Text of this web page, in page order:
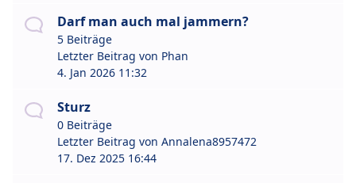
Darf man auch mal jammern?
5 Beiträge
Letzter Beitrag von Phan
4. Jan 2026 11:32
Sturz
0 Beiträge
Letzter Beitrag von Annalena8957472
17. Dez 2025 16:44